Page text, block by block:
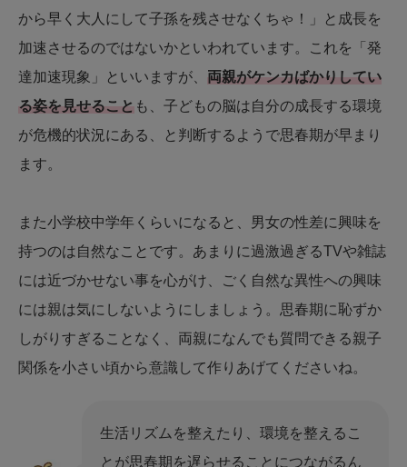
から早く大人にして子孫を残させなくちゃ！」と成長を
加速させるのではないかといわれています。これを「発
達加速現象」といいますが、 両親がケンカばかりしてい
る姿を見せること も、子どもの脳は自分の成長する環境
が危機的状況にある、と判断するようで思春期が早まり
ます。
また小学校中学年くらいになると、男女の性差に興味を
持つのは自然なことです。あまりに過激過ぎるTVや雑誌
には近づかせない事を心がけ、ごく自然な異性への興味
には親は気にしないようにしましょう。思春期に恥ずか
しがりすぎることなく、両親になんでも質問できる親子
関係を小さい頃から意識して作りあげてくださいね。
生活リズムを整えたり、環境を整えるこ
とが思春期を遅らせることにつながるん